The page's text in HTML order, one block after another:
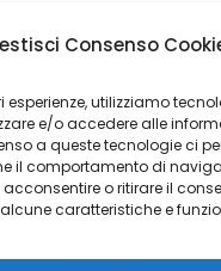
Consenso
esperienze, utilizziamo
e/o accedere alle
a queste tecnologie ci
il comportamento di
o ritirare il
caratteristiche e